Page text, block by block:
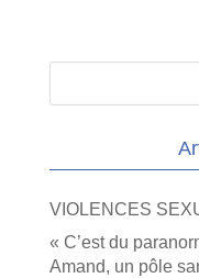
VIOLENCES
« C’est du
Amand, un pôle